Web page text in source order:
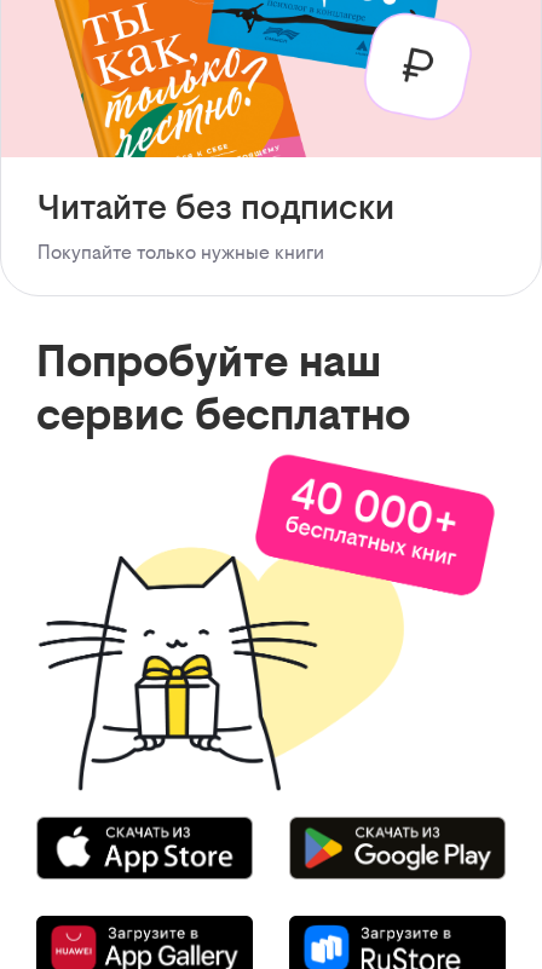
Читайте без подписки
Покупайте только нужные книги
Попробуйте наш
сервис бесплатно